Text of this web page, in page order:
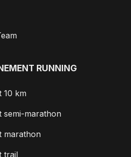
RUNNING
10 km
semi-marathon
marathon
trail